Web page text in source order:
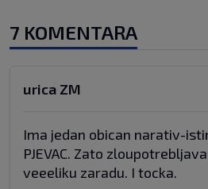
7 KOMENTARA
urica ZM
Ima jedan obican narativ-
PJEVAC. Zato
veeeliku zaradu. I tocka.